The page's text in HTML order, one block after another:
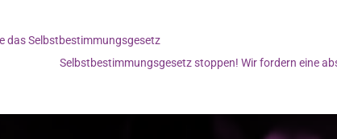
das Selbstbestimmungsgesetz
Selbstbestimmungsgesetz stoppen! Wir fordern eine